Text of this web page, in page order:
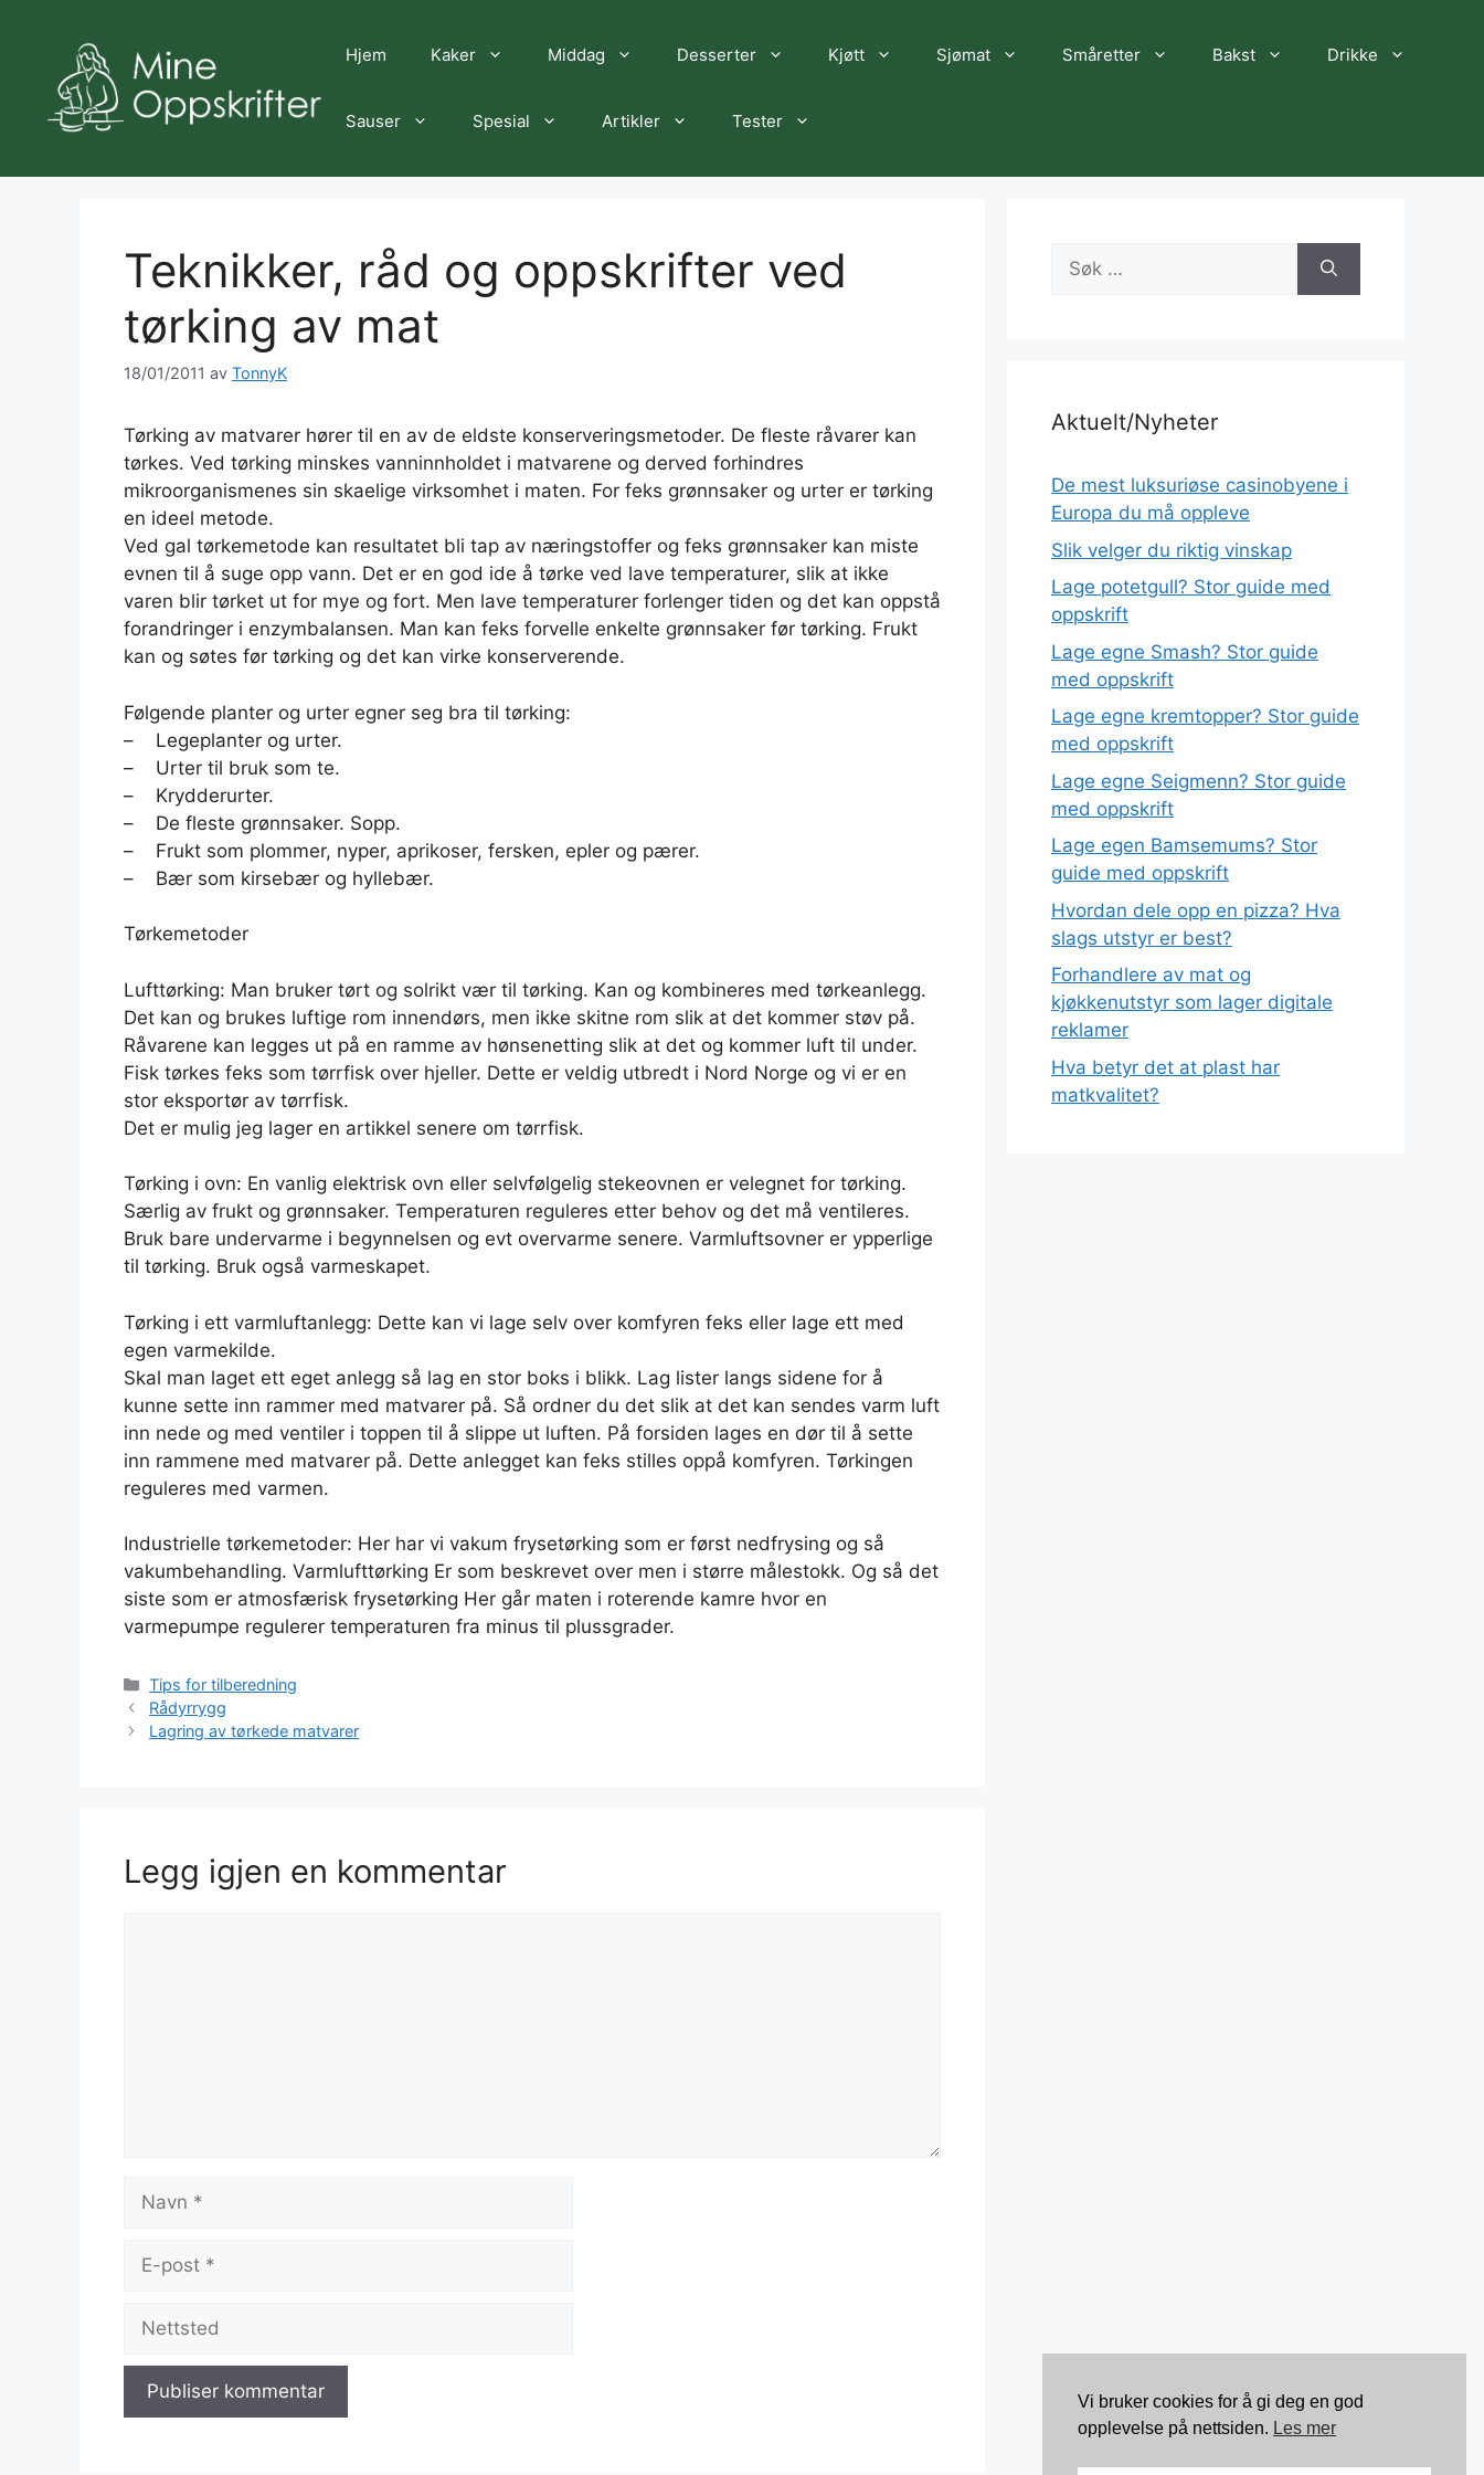
Hjem Kaker Middag Desserter Kjøtt Sjømat Småretter Bakst Drikke
Sauser Spesial Artikler Tester
Teknikker, råd og oppskrifter ved
tørking av mat
18/01/2011 av TonnyK
Tørking av matvarer hører til en av de eldste konserveringsmetoder. De fleste råvarer kan
tørkes. Ved tørking minskes vanninnholdet i matvarene og derved forhindres
mikroorganismenes sin skaelige virksomhet i maten. For feks grønnsaker og urter er tørking
en ideel metode.
Ved gal tørkemetode kan resultatet bli tap av næringstoffer og feks grønnsaker kan miste
evnen til å suge opp vann. Det er en god ide å tørke ved lave temperaturer, slik at ikke
varen blir tørket ut for mye og fort. Men lave temperaturer forlenger tiden og det kan oppstå
forandringer i enzymbalansen. Man kan feks forvelle enkelte grønnsaker før tørking. Frukt
kan og søtes før tørking og det kan virke konserverende.
Følgende planter og urter egner seg bra til tørking:
– Legeplanter og urter.
– Urter til bruk som te.
– Krydderurter.
– De fleste grønnsaker. Sopp.
– Frukt som plommer, nyper, aprikoser, fersken, epler og pærer.
– Bær som kirsebær og hyllebær.
Tørkemetoder
Lufttørking: Man bruker tørt og solrikt vær til tørking. Kan og kombineres med tørkeanlegg.
Det kan og brukes luftige rom innendørs, men ikke skitne rom slik at det kommer støv på.
Råvarene kan legges ut på en ramme av hønsenetting slik at det og kommer luft til under.
Fisk tørkes feks som tørrfisk over hjeller. Dette er veldig utbredt i Nord Norge og vi er en
stor eksportør av tørrfisk.
Det er mulig jeg lager en artikkel senere om tørrfisk.
Tørking i ovn: En vanlig elektrisk ovn eller selvfølgelig stekeovnen er velegnet for tørking.
Særlig av frukt og grønnsaker. Temperaturen reguleres etter behov og det må ventileres.
Bruk bare undervarme i begynnelsen og evt overvarme senere. Varmluftsovner er ypperlige
til tørking. Bruk også varmeskapet.
Tørking i ett varmluftanlegg: Dette kan vi lage selv over komfyren feks eller lage ett med
egen varmekilde.
Skal man laget ett eget anlegg så lag en stor boks i blikk. Lag lister langs sidene for å
kunne sette inn rammer med matvarer på. Så ordner du det slik at det kan sendes varm luft
inn nede og med ventiler i toppen til å slippe ut luften. På forsiden lages en dør til å sette
inn rammene med matvarer på. Dette anlegget kan feks stilles oppå komfyren. Tørkingen
reguleres med varmen.
Industrielle tørkemetoder: Her har vi vakum frysetørking som er først nedfrysing og så
vakumbehandling. Varmlufttørking Er som beskrevet over men i større målestokk. Og så det
siste som er atmosfærisk frysetørking Her går maten i roterende kamre hvor en
varmepumpe regulerer temperaturen fra minus til plussgrader.
Kategorier
Tips for tilberedning
Rådyrrygg
Lagring av tørkede matvarer
Legg igjen en kommentar
Navn
Nettsted
Søk
etter:
Aktuelt/Nyheter
De mest luksuriøse casinobyene i
Europa du må oppleve
Slik velger du riktig vinskap
Lage potetgull? Stor guide med
oppskrift
Lage egne Smash? Stor guide
med oppskrift
Lage egne kremtopper? Stor guide
med oppskrift
Lage egne Seigmenn? Stor guide
med oppskrift
Lage egen Bamsemums? Stor
guide med oppskrift
Hvordan dele opp en pizza? Hva
slags utstyr er best?
Forhandlere av mat og
kjøkkenutstyr som lager digitale
reklamer
Hva betyr det at plast har
matkvalitet?
Vi bruker cookies for å gi deg en god
opplevelse på nettsiden. Les mer